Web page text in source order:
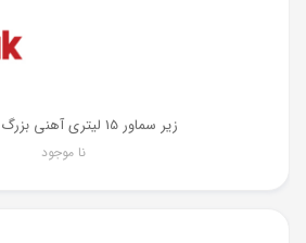
زیر سماور 15 لیتری آهنی بزرگ (هیئتی)
نا موجود